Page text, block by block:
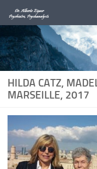
Au dessous du contenu
HILDA CATZ,
MARSEILLE, 2017